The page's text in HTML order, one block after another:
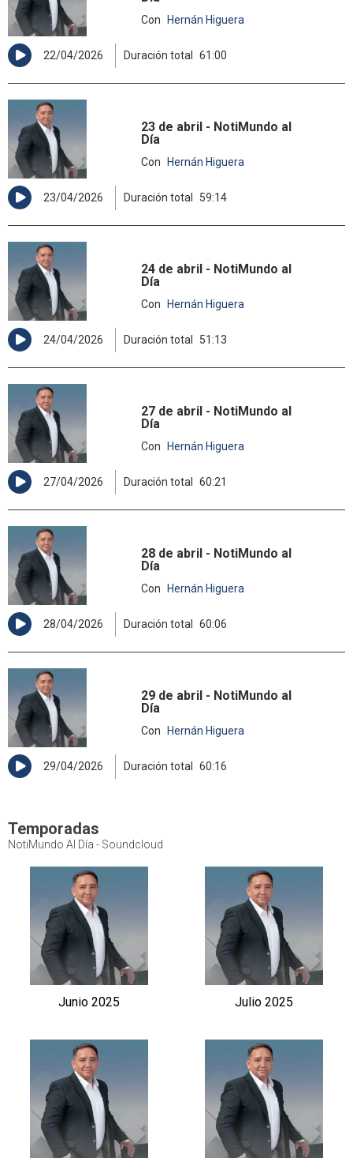
Con Hernán Higuera
22/04/2026 Duración total 61:00
23 de abril - NotiMundo al
Día
Con Hernán Higuera
23/04/2026 Duración total 59:14
24 de abril - NotiMundo al
Día
Con Hernán Higuera
24/04/2026 Duración total 51:13
27 de abril - NotiMundo al
Día
Con Hernán Higuera
27/04/2026 Duración total 60:21
28 de abril - NotiMundo al
Día
Con Hernán Higuera
28/04/2026 Duración total 60:06
29 de abril - NotiMundo al
Día
Con Hernán Higuera
29/04/2026 Duración total 60:16
Temporadas
NotiMundo Al Día - Soundcloud
Junio 2025 Julio 2025